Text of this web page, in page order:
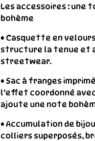
Les accessoires : une
bohème
• Casquette en
structure la tenue et
streetwear.
• Sac à franges
l’effet coordonné
ajoute une note
• Accumulation de
colliers superposés,